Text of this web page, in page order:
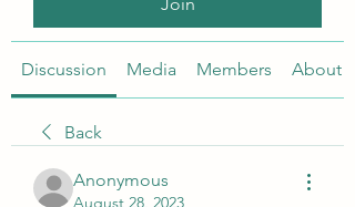
Discussion Media Members About
Back
Anonymous
August 28, 2023